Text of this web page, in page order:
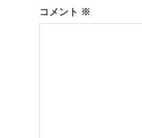
ー
コメント ※